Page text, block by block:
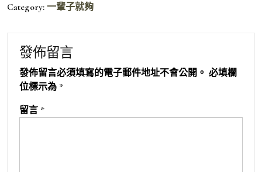
Category: 一輩子就夠
發佈留言
發佈留言必須填寫的電子郵件地址不會公開。 必填欄
位標示為 *
留言 *